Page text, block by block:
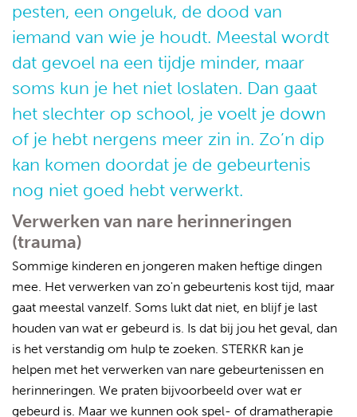
pesten, een ongeluk, de dood van
iemand van wie je houdt. Meestal wordt
dat gevoel na een tijdje minder, maar
soms kun je het niet loslaten. Dan gaat
het slechter op school, je voelt je down
of je hebt nergens meer zin in. Zo’n dip
kan komen doordat je de gebeurtenis
nog niet goed hebt verwerkt.
Verwerken van nare herinneringen
(trauma)
Sommige kinderen en jongeren maken heftige dingen
mee. Het verwerken van zo'n gebeurtenis kost tijd, maar
gaat meestal vanzelf. Soms lukt dat niet, en blijf je last
houden van wat er gebeurd is. Is dat bij jou het geval, dan
is het verstandig om hulp te zoeken. STERKR kan je
helpen met het verwerken van nare gebeurtenissen en
herinneringen. We praten bijvoorbeeld over wat er
gebeurd is. Maar we kunnen ook spel- of dramatherapie